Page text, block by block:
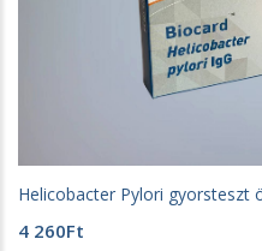
Helicobacter Pylori gyorsteszt
4 260Ft